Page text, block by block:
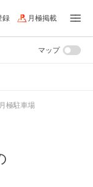
録 月極掲載
マップ
極駐車場